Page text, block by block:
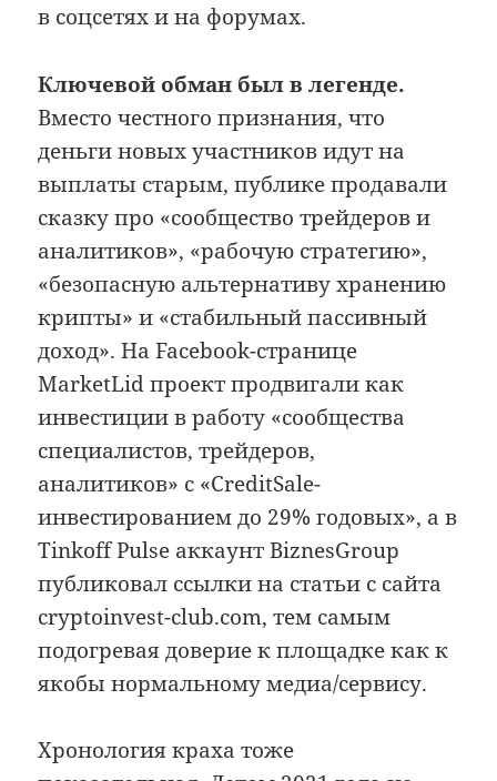
в соцсетях и на форумах.
Ключевой обман был в легенде.
Вместо честного признания, что
деньги новых участников идут на
выплаты старым, публике продавали
сказку про «сообщество трейдеров и
аналитиков», «рабочую стратегию»,
«безопасную альтернативу хранению
крипты» и «стабильный пассивный
доход». На Facebook-странице
MarketLid проект продвигали как
инвестиции в работу «сообщества
специалистов, трейдеров,
аналитиков» с «CreditSale-
инвестированием до 29% годовых», а в
Tinkoff Pulse аккаунт BiznesGroup
публиковал ссылки на статьи с сайта
cryptoinvest-club.com, тем самым
подогревая доверие к площадке как к
якобы нормальному медиа/сервису.
Хронология краха тоже